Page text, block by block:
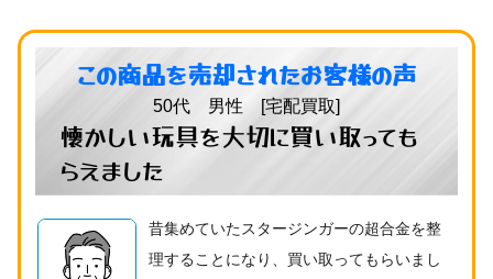
この商品を売却されたお客様の声
50代 男性 [宅配買取]
懐かしい玩具を大切に買い取っても
らえました
昔集めていたスタージンガーの超合金を整
理することになり、買い取ってもらいまし